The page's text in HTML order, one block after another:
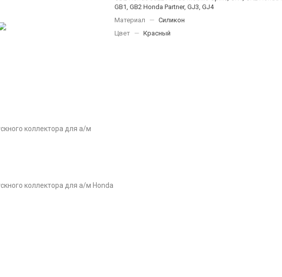
коллектора для а/м
GB1, GB2 Honda Partner, GJ3, GJ4
Материал
— Силикон
Цвет
— Красный
коллектора для а/м Honda